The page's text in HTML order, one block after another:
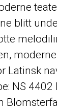
blitt
Latinsk
NS 4402